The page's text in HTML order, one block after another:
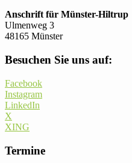
Anschrift für Münster-Hiltrup
Ulmenweg 3
48165 Münster
Besuchen Sie uns auf:
Facebook
Instagram
LinkedIn
X
XING
Termine